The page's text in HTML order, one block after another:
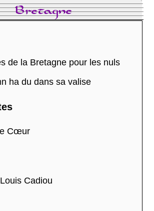
Bretagne
de la Bretagne pour les nuls
ha du dans sa valise
Cœur
Cadiou